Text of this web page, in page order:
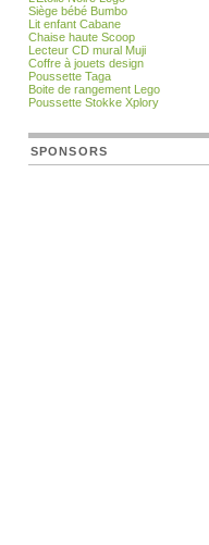
Siège bébé Bumbo
Lit enfant Cabane
Chaise haute Scoop
Lecteur CD mural Muji
Coffre à jouets design
Poussette Taga
Boite de rangement Lego
Poussette Stokke Xplory
SPONSORS